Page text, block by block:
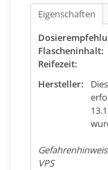
Eigenschaften
Flascheninhalt:
Reifezeit:
Hersteller:
VPS